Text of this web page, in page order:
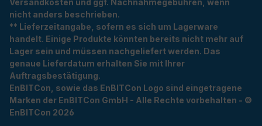
nicht anders beschrieben.
** Lieferzeitangabe, sofern es sich um Lagerware
handelt. Einige Produkte könnten bereits nicht mehr auf
Lager sein und müssen nachgeliefert werden. Das
genaue Lieferdatum erhalten Sie mit Ihrer
Auftragsbestätigung.
EnBITCon, sowie das EnBITCon Logo sind eingetragene
Marken der EnBITCon GmbH - Alle Rechte vorbehalten - ©
EnBITCon 2026